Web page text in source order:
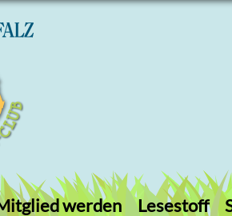
werden Lesestoff